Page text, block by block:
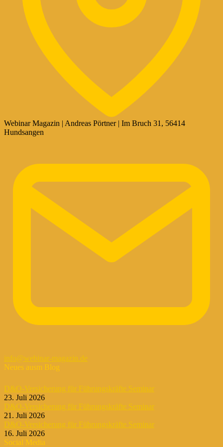
Webinar Magazin | Andreas Pörtner | Im Bruch 31, 56414
Hundsangen
info@webinar-magazin.de
Neues ausm Blog
D&O-Versicherung für Führungskräfte Seminar
23. Juli 2026
D&O-Versicherung für Führungskräfte Seminar
21. Juli 2026
D&O-Versicherung für Führungskräfte Seminar
16. Juli 2026
Social Media